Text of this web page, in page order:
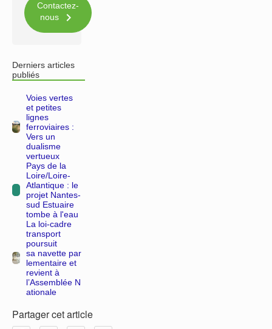
Contactez-
nous

Derniers articles
publiés
Voies vertes
et petites
lignes
ferroviaires :
Vers un
dualisme
vertueux
Pays de la
Loire/Loire-
Atlantique : le
projet Nantes-
sud Estuaire
tombe à l'eau
La loi-cadre
transport
poursuit
sa navette par
lementaire et
revient à
l’Assemblée N
ationale
Partager cet article